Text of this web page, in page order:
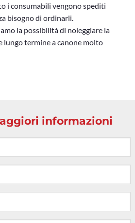
i consumabili vengono spediti
bisogno di ordinarli.
la possibilità di noleggiare la
lungo termine a canone molto
informazioni